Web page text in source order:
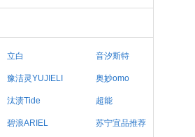
立白 音汐斯特
豫洁灵YUJIELI 奥妙omo
汰渍Tide 超能
碧浪ARIEL 苏宁宜品推荐